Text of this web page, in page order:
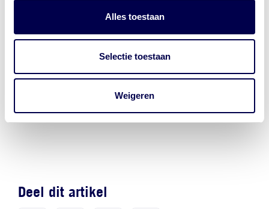
Alles toestaan
Selectie toestaan
Weigeren
Naar nieuwsoverzicht >
Deel dit artikel